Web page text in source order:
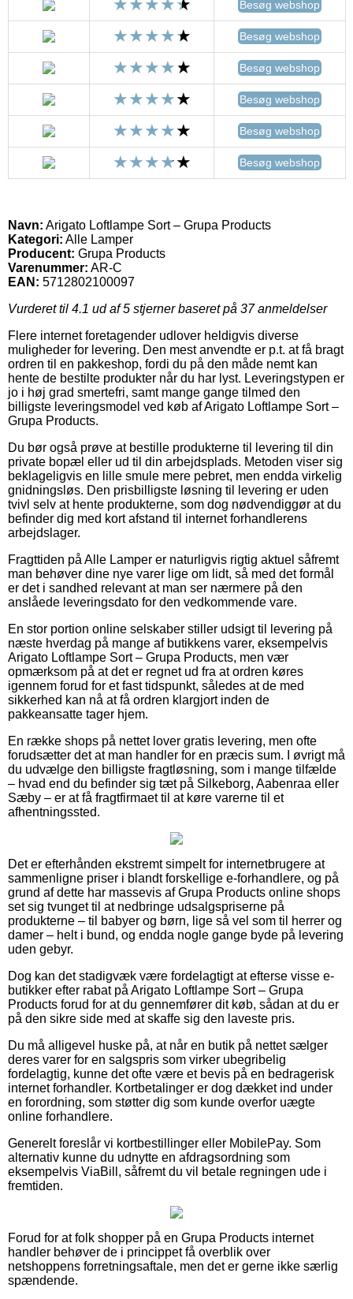
Besøg webshop
Besøg webshop
Besøg webshop
Besøg webshop
Besøg webshop
Besøg webshop
Navn: Arigato Loftlampe Sort – Grupa Products
Kategori: Alle Lamper
Producent: Grupa Products
Varenummer: AR-C
EAN: 5712802100097
Vurderet til 4.1 ud af 5 stjerner baseret på 37anmeldelser
Flere internet foretagender udlover heldigvis diverse
muligheder for levering. Den mest anvendte er p.t. at få bragt
ordren til en pakkeshop, fordi du på den måde nemt kan
hente de bestilte produkter når du har lyst. Leveringstypen er
jo i høj grad smertefri, samt mange gange tilmed den
billigste leveringsmodel ved køb af Arigato Loftlampe Sort –
Grupa Products.
Du bør også prøve at bestille produkterne til levering til din
private bopæl eller ud til din arbejdsplads. Metoden viser sig
beklageligvis en lille smule mere pebret, men endda virkelig
gnidningsløs. Den prisbilligste løsning til levering er uden
tvivl selv at hente produkterne, som dog nødvendiggør at du
befinder dig med kort afstand til internet forhandlerens
arbejdslager.
Fragttiden på Alle Lamper er naturligvis rigtig aktuel såfremt
man behøver dine nye varer lige om lidt, så med det formål
er det i sandhed relevant at man ser nærmere på den
anslåede leveringsdato for den vedkommende vare.
En stor portion online selskaber stiller udsigt til levering på
næste hverdag på mange af butikkens varer, eksempelvis
Arigato Loftlampe Sort – Grupa Products, men vær
opmærksom på at det er regnet ud fra at ordren køres
igennem forud for et fast tidspunkt, således at de med
sikkerhed kan nå at få ordren klargjort inden de
pakkeansatte tager hjem.
En række shops på nettet lover gratis levering, men ofte
forudsætter det at man handler for en præcis sum. I øvrigt må
du udvælge den billigste fragtløsning, som i mange tilfælde
– hvad end du befinder sig tæt på Silkeborg, Aabenraa eller
Sæby – er at få fragtfirmaet til at køre varerne til et
afhentningssted.
Det er efterhånden ekstremt simpelt for internetbrugere at
sammenligne priser i blandt forskellige e-forhandlere, og på
grund af dette har massevis af Grupa Products online shops
set sig tvunget til at nedbringe udsalgspriserne på
produkterne – til babyer og børn, lige så vel som til herrer og
damer – helt i bund, og endda nogle gange byde på levering
uden gebyr.
Dog kan det stadigvæk være fordelagtigt at efterse visse e-
butikker efter rabat på Arigato Loftlampe Sort – Grupa
Products forud for at du gennemfører dit køb, sådan at du er
på den sikre side med at skaffe sig den laveste pris.
Du må alligevel huske på, at når en butik på nettet sælger
deres varer for en salgspris som virker ubegribelig
fordelagtig, kunne det ofte være et bevis på en bedragerisk
internet forhandler. Kortbetalinger er dog dækket ind under
en forordning, som støtter dig som kunde overfor uægte
online forhandlere.
Generelt foreslår vi kortbestillinger eller MobilePay. Som
alternativ kunne du udnytte en afdragsordning som
eksempelvis ViaBill, såfremt du vil betale regningen ude i
fremtiden.
Forud for at folk shopper på en Grupa Products internet
handler behøver de i princippet få overblik over
netshoppens forretningsaftale, men det er gerne ikke særlig
spændende.